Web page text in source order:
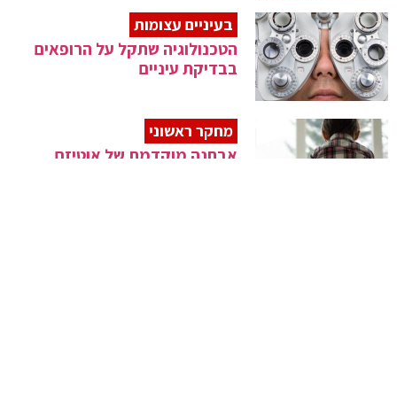
בעיניים עצומות
הטכנולוגיה שתקל על הרופאים
בבדיקת עיניים
מחקר ראשוני
אבחנה מוקדמת של אוטיזם